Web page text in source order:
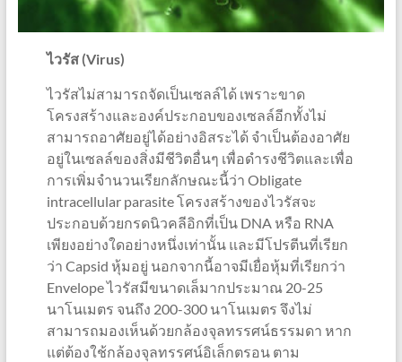
ไวรัส (Virus)
ไวรัสไม่สามารถจัดเป็นเซลล์ได้ เพราะขาด
โครงสร้างและองค์ประกอบของเซลล์อีกทั้งไม่
สามารถอาศัยอยู่ได้อย่างอิสระได้ จำเป็นต้องอาศัย
อยู่ในเซลล์ของสิ่งมีชีวิตอื่นๆ เพื่อดำรงชีวิตและเพื่อ
การเพิ่มจำนวนเรียกลักษณะนี้ว่า Obligate
intracellular parasite โครงสร้างของไวรัสจะ
ประกอบด้วยกรดนิวคลีอิกที่เป็น DNA หรือ RNA
เพียงอย่างใดอย่างหนึ่งเท่านั้น และมีโปรตีนที่เรียก
ว่า Capsid หุ้มอยู่ นอกจากนี้อาจมีเยื่อหุ้มที่เรียกว่า
Envelope ไวรัสมีขนาดเล็มากประมาณ 20-25
นาโนเมตร จนถึง 200-300 นาโนเมตร จึงไม่
สามารถมองเห็นด้วยกล้องจุลทรรศน์ธรรมดา หาก
แต่ต้องใช้กล้องจุลทรรศน์อิเล็กตรอน ตาม